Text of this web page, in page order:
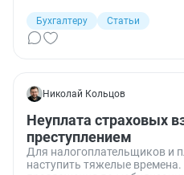
вправе обратиться в
предоставлением справки
это — не единственный
Бухгалтеру
Статьи
Николай Кольцов
Неуплата страховых
преступлением
Для налогоплательщиков и
наступить тяжелые